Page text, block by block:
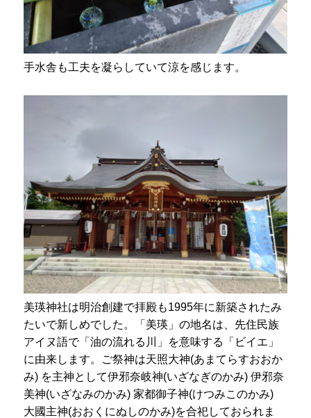
手水舎も工夫を凝らしていて涼を感じます。
美瑛神社は明治創建で拝殿も1995年に新築されたみ
たいで新しめでした。「美瑛」の地名は、先住民族
アイヌ語で「油の流れる川」を意味する「ビイエ」
に由来します。ご祭神は天照大神(あまてらすおおか
み) を主神として伊邪奈岐神(いざなぎのかみ) 伊邪奈
美神(いざなみのかみ) 家都御子神(けつみこのかみ)
大國主神(おおくにぬしのかみ)を合祀しておられま